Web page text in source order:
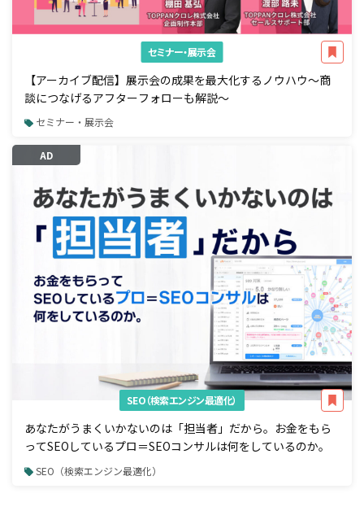
セミナー・展示会
【アーカイブ配信】展示会の成果を最大化するノウハウ～商
談につなげるアフターフォローも解説～
セミナー・展示会
AD
SEO（検索エンジン最適化）
あなたがうまくいかないのは「担当者」だから。お金をもら
ってSEOしているプロ＝SEOコンサルは何をしているのか。
SEO（検索エンジン最適化）